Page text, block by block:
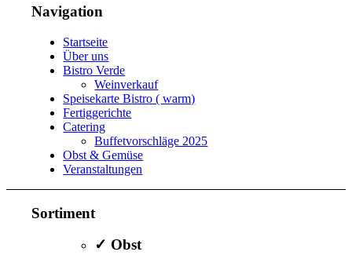
Navigation
Startseite
Über uns
Bistro Verde
Weinverkauf
Speisekarte Bistro ( warm)
Fertiggerichte
Catering
Buffetvorschläge 2025
Obst & Gemüse
Veranstaltungen
Sortiment
✓ Obst